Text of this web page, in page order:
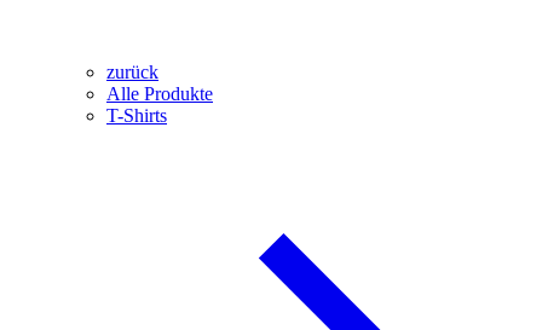
zurück
Alle Produkte
T-Shirts